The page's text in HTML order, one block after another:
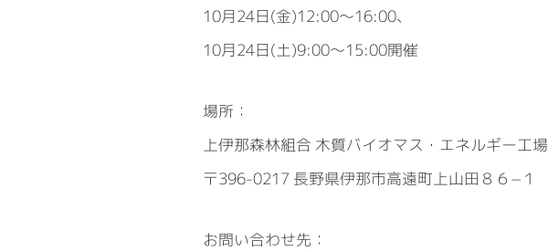
10月24日(金)12:00～16:00、
10月24日(土)9:00～15:00開催
場所：
上伊那森林組合 木質バイオマス・エネルギー工場
〒396-0217 長野県伊那市高遠町上山田８６−１
お問い合わせ先：